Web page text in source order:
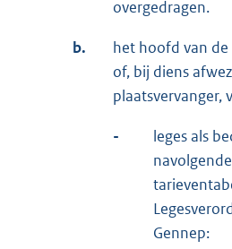
overgedragen.
b.
het hoofd van
of, bij diens
plaatsvervanger,
-
leges als
Gennep: